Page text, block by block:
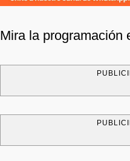
Mira la programación